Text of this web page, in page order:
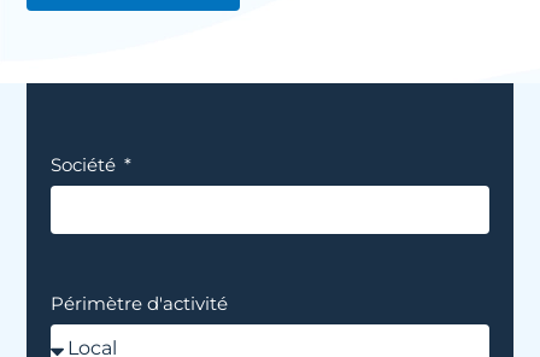
Société
Périmètre d'activité